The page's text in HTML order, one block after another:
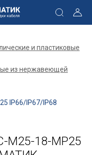
и пластиковые
из нержавеющей
IP66/IP67/IP68
М25-18-МР25